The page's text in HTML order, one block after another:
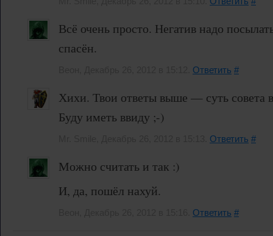
Всё очень просто. Негатив надо
спасён.
Ответить #
Хихи. Твои ответы выше — суть совета
Буду иметь ввиду ;-)
Ответить #
Можно считать и так :)
И, да, пошёл нахуй.
Ответить #